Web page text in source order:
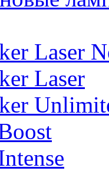
Laser
Laser